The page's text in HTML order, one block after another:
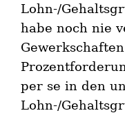
Lohn-/
habe noch nie
per se in den
Lohn-/